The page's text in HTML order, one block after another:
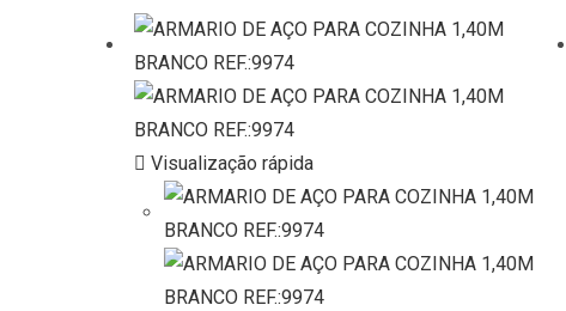
Visualização rápida